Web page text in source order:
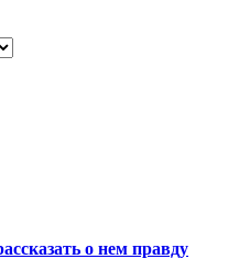
о нем правду